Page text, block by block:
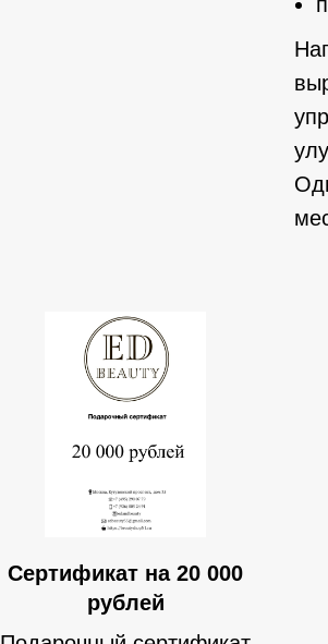
Сертификат на 20 000
рублей